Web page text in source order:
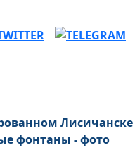
фонтаны - фото